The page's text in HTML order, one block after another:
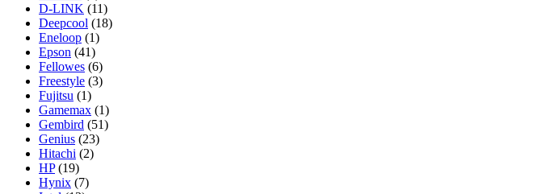
D-LINK (11)
Deepcool (18)
Eneloop (1)
Epson (41)
Fellowes (6)
Freestyle (3)
Fujitsu (1)
Gamemax (1)
Gembird (51)
Genius (23)
Hitachi (2)
HP(19)
Hynix (7)